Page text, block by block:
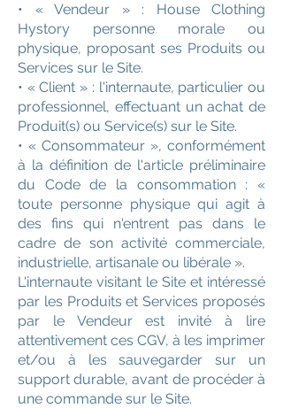
• « Vendeur » : House Clothing
Hystory personne morale ou
physique, proposant ses Produits ou
Services sur le Site.
• « Client » : l'internaute, particulier ou
professionnel, effectuant un achat de
Produit(s) ou Service(s) sur le Site.
• « Consommateur », conformément
à la définition de l'article préliminaire
du Code de la consommation : «
toute personne physique qui agit à
des fins qui n'entrent pas dans le
cadre de son activité commerciale,
industrielle, artisanale ou libérale ».
L'internaute visitant le Site et intéressé
par les Produits et Services proposés
par le Vendeur est invité à lire
attentivement ces CGV, à les imprimer
et/ou à les sauvegarder sur un
support durable, avant de procéder à
une commande sur le Site.